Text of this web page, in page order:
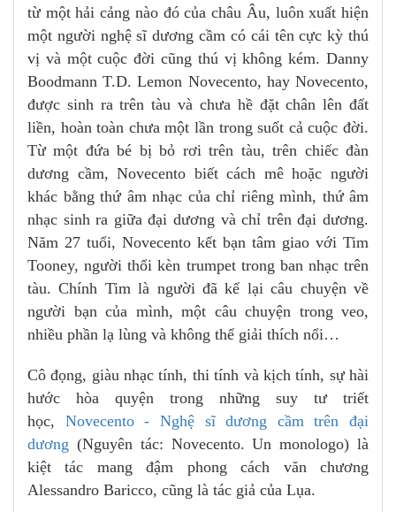
từ một hải cảng nào đó của châu Âu, luôn xuất hiện
một người nghệ sĩ dương cầm có cái tên cực kỳ thú
vị và một cuộc đời cũng thú vị không kém. Danny
Boodmann T.D. Lemon Novecento, hay Novecento,
được sinh ra trên tàu và chưa hề đặt chân lên đất
liền, hoàn toàn chưa một lần trong suốt cả cuộc đời.
Từ một đứa bé bị bỏ rơi trên tàu, trên chiếc đàn
dương cầm, Novecento biết cách mê hoặc người
khác bằng thứ âm nhạc của chỉ riêng mình, thứ âm
nhạc sinh ra giữa đại dương và chỉ trên đại dương.
Năm 27 tuổi, Novecento kết bạn tâm giao với Tim
Tooney, người thổi kèn trumpet trong ban nhạc trên
tàu. Chính Tim là người đã kể lại câu chuyện về
người bạn của mình, một câu chuyện trong veo,
nhiều phần lạ lùng và không thể giải thích nổi…
Cô đọng, giàu nhạc tính, thi tính và kịch tính, sự hài
hước hòa quyện trong những suy tư triết
học, Novecento - Nghệ sĩ dương cầm trên đại
dương (Nguyên tác: Novecento. Un monologo) là
kiệt tác mang đậm phong cách văn chương
Alessandro Baricco, cũng là tác giả của Lụa.